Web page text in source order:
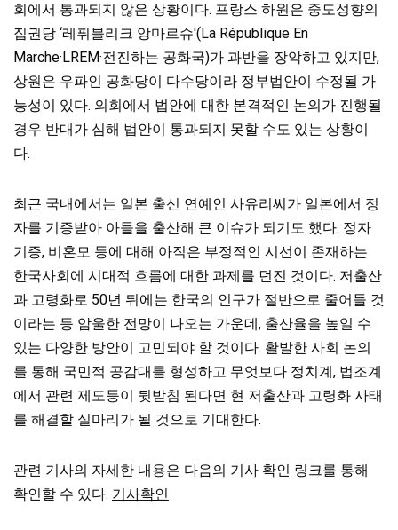
회에서 통과되지 않은 상황이다. 프랑스 하원은 중도성향의
집권당 ‘레퓌블리크 앙마르슈'(La République En
Marche·LREM·전진하는 공화국)가 과반을 장악하고 있지만,
상원은 우파인 공화당이 다수당이라 정부법안이 수정될 가
능성이 있다. 의회에서 법안에 대한 본격적인 논의가 진행될
경우 반대가 심해 법안이 통과되지 못할 수도 있는 상황이
다.
최근 국내에서는 일본 출신 연예인 사유리씨가 일본에서 정
자를 기증받아 아들을 출산해 큰 이슈가 되기도 했다. 정자
기증, 비혼모 등에 대해 아직은 부정적인 시선이 존재하는
한국사회에 시대적 흐름에 대한 과제를 던진 것이다. 저출산
과 고령화로 50년 뒤에는 한국의 인구가 절반으로 줄어들 것
이라는 등 암울한 전망이 나오는 가운데, 출산율을 높일 수
있는 다양한 방안이 고민되야 할 것이다. 활발한 사회 논의
를 통해 국민적 공감대를 형성하고 무엇보다 정치계, 법조계
에서 관련 제도등이 뒷받침 된다면 현 저출산과 고령화 사태
를 해결할 실마리가 될 것으로 기대한다.
관련 기사의 자세한 내용은 다음의 기사 확인 링크를 통해
확인할 수 있다. 기사확인